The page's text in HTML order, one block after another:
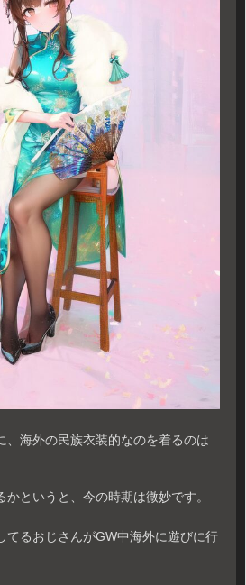
、海外の民族衣装的なのを着るのは
というと、今の時期は微妙です。
てるおじさんがGW中海外に遊びに行